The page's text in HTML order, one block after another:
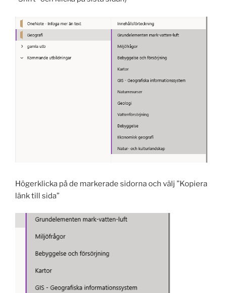
Högerklicka på de markerade sidorna och välj ”Kopiera
länk till sida”